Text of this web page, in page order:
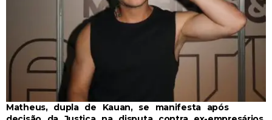
Matheus, dupla de Kauan, se manifesta após